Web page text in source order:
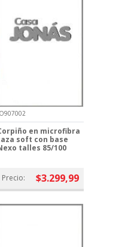
en microfibra
soft con base
talles 85/100
Precio: $3.299,99